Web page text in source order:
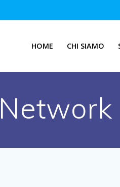
HOME CHI SIAMO